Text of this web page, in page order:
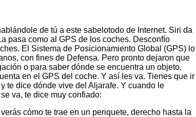
de tú a este sabelotodo de Internet. Siri da
pasa como al GPS de los coches. Desconfío
El Sistema de Posicionamiento Global (GPS) lo
con fines de Defensa. Pero pronto dejaron que
o para saber dónde se encuentra un objeto.
en el GPS del coche. Y así les va. Tienes que ir
te dice dónde vive del Aljarafe. Y cuando le
va, te dice muy confiado:
cómo te trae en un periquete, derecho hasta la